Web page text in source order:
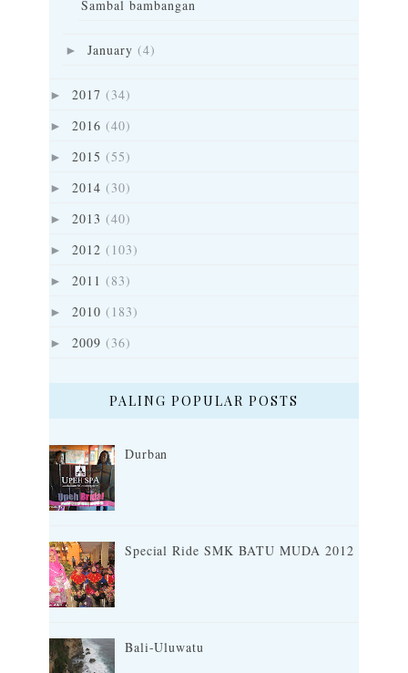
Sambal bambangan
► January (4)
► 2017 (34)
► 2016 (40)
► 2015 (55)
► 2014 (30)
► 2013 (40)
► 2012 (103)
► 2011 (83)
► 2010 (183)
► 2009 (36)
PALING POPULAR POSTS
Durban
Special Ride SMK BATU MUDA 2012
Bali-Uluwatu